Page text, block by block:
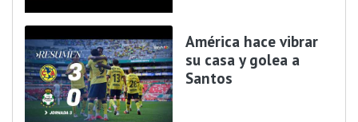
América hace vibrar
su casa y golea a
Santos